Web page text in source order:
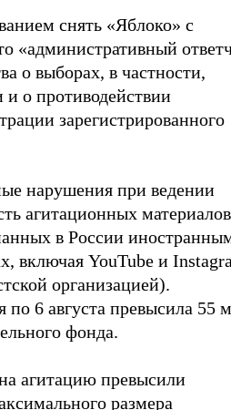
снять «Яблоко» с
«административный
о выборах, в частности,
и о противодействии
зарегистрированного
нарушения при ведении
агитационных материалов
в России
включая YouTube и
организацией).
по 6 августа превысила 55
фонда.
агитацию превысили
размера